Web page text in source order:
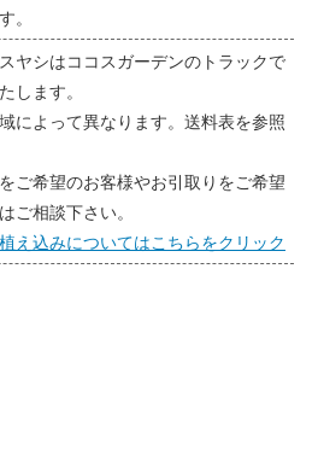
。
ヤシはココスガーデンのトラックで
します。
によって異なります。送料表を参照
ご希望のお客様やお引取りをご希望
ご相談下さい。
え込みについてはこちらをクリック